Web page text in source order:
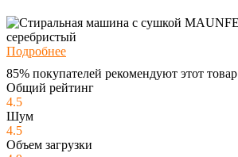
Подробнее
85% покупателей рекомендуют этот товар
Общий рейтинг
4.5
Шум
4.5
Объем загрузки